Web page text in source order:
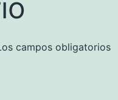
campos obligatorios